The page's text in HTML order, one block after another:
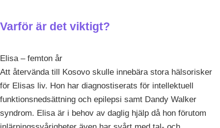
Varför är det viktigt?
Elisa – femton år
Att återvända till Kosovo skulle innebära stora hälsorisker
för Elisas liv. Hon har diagnostiserats för intellektuell
funktionsnedsättning och epilepsi samt Dandy Walker
syndrom. Elisa är i behov av daglig hjälp då hon förutom